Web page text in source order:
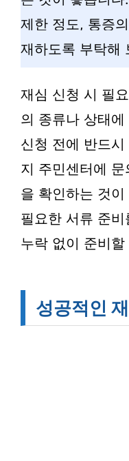
제한 정도, 통증
재하도록 부탁해
재심 신청 시 필
의 종류나 상태
신청 전에 반드
지 주민센터에
을 확인하는 것
필요한 서류 준
누락 없이 준비
성공적인